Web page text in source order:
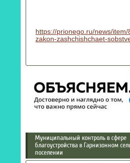
https://prionego.ru/news/item/
zakon-zashchishchaet-
Муниципальный контроль в сфере
благоустройства в Гарнизонном
поселении